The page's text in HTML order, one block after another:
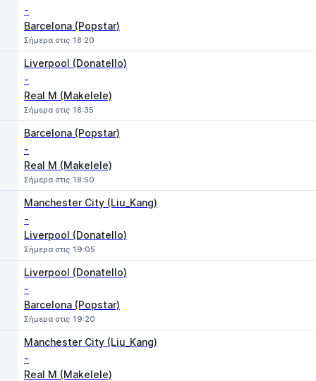
-
Barcelona (Popstar)
Σήμερα στις 18:20
Liverpool (Donatello)
-
Real M (Makelele)
Σήμερα στις 18:35
Barcelona (Popstar)
-
Real M (Makelele)
Σήμερα στις 18:50
Manchester City (Liu_Kang)
-
Liverpool (Donatello)
Σήμερα στις 19:05
Liverpool (Donatello)
-
Barcelona (Popstar)
Σήμερα στις 19:20
Manchester City (Liu_Kang)
-
Real M (Makelele)